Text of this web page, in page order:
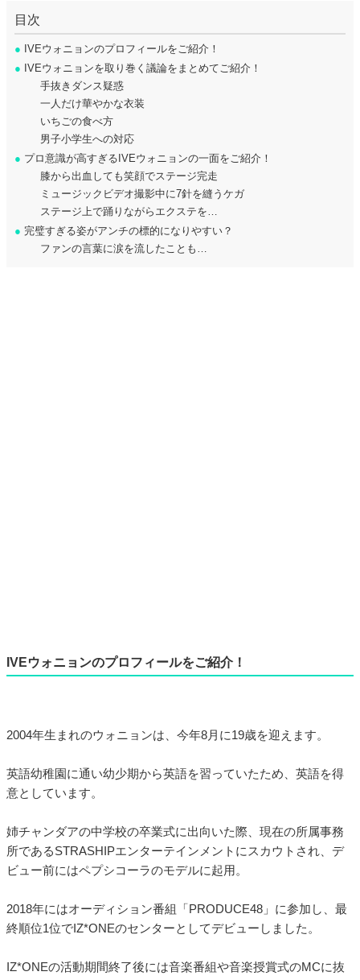
目次
● IVEウォニョンのプロフィールをご紹介！
● IVEウォニョンを取り巻く議論をまとめてご紹介！
手抜きダンス疑惑
一人だけ華やかな衣装
いちごの食べ方
男子小学生への対応
● プロ意識が高すぎるIVEウォニョンの一面をご紹介！
膝から出血しても笑顔でステージ完走
ミュージックビデオ撮影中に7針を縫うケガ
ステージ上で踊りながらエクステを…
● 完璧すぎる姿がアンチの標的になりやすい？
ファンの言葉に涙を流したことも…
IVEウォニョンのプロフィールをご紹介！
2004年生まれのウォニョンは、今年8月に19歳を迎えます。
英語幼稚園に通い幼少期から英語を習っていたため、英語を得
意としています。
姉チャンダアの中学校の卒業式に出向いた際、現在の所属事務
所であるSTRASHIPエンターテインメントにスカウトされ、デ
ビュー前にはペプシコーラのモデルに起用。
2018年にはオーディション番組「PRODUCE48」に参加し、最
終順位1位でIZ*ONEのセンターとしてデビューしました。
IZ*ONEの活動期間終了後には音楽番組や音楽授賞式のMCに抜